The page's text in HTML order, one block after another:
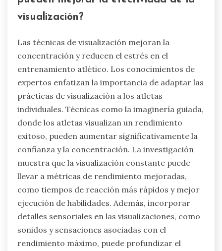
visualización?
Las técnicas de visualización mejoran la
concentración y reducen el estrés en el
entrenamiento atlético. Los conocimientos de
expertos enfatizan la importancia de adaptar las
prácticas de visualización a los atletas
individuales. Técnicas como la imaginería guiada,
donde los atletas visualizan un rendimiento
exitoso, pueden aumentar significativamente la
confianza y la concentración. La investigación
muestra que la visualización constante puede
llevar a métricas de rendimiento mejoradas,
como tiempos de reacción más rápidos y mejor
ejecución de habilidades. Además, incorporar
detalles sensoriales en las visualizaciones, como
sonidos y sensaciones asociadas con el
rendimiento máximo, puede profundizar el